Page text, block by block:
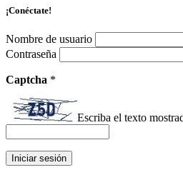
¡Conéctate!
Nombre de usuario
Contraseña
Captcha *
Escriba el texto